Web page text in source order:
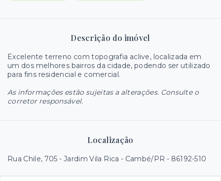
Descrição do imóvel
Excelente terreno com topografia aclive, localizada em
um dos melhores bairros da cidade, podendo ser utilizado
para fins residencial e comercial.
As informações estão sujeitas a alterações. Consulte o
corretor responsável.
Localização
Rua Chile, 705 - Jardim Vila Rica - Cambé/PR - 86192-510